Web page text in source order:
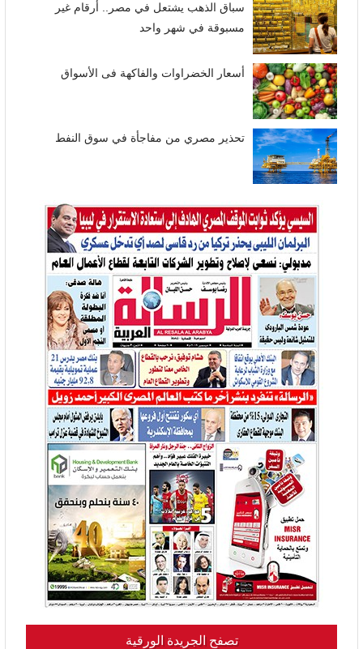
سباق الذهب يشتعل في مصر.. أرقام غير
مسبوقة في شهر واحد
أسعار الخضراوات والفاكهة فى الأسواق
تحذير مصري من مفاجأة في سوق النفط
تصفح الجريدة الورقية